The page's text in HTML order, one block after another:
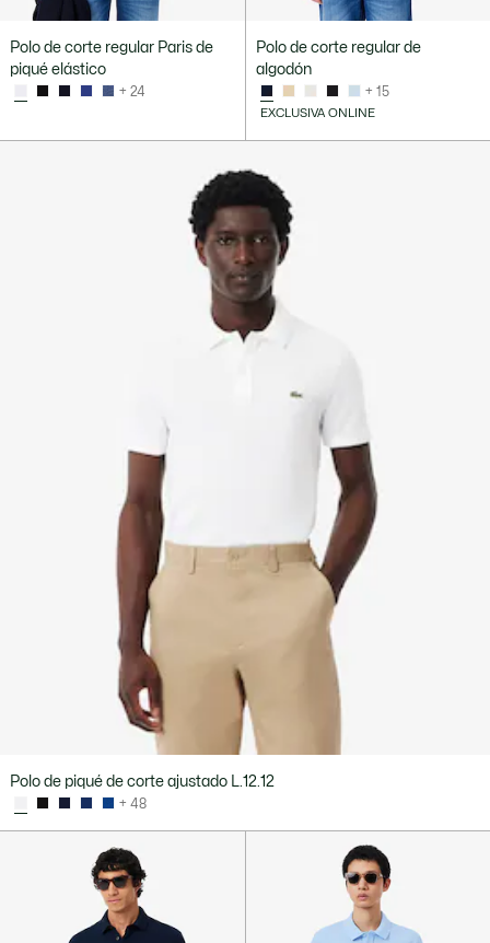
Polo de corte regular Paris de
piqué elástico
+ 24
Polo de corte regular de
algodón
+ 15
EXCLUSIVA ONLINE
Polo de piqué de corte ajustado L.12.12
+ 48